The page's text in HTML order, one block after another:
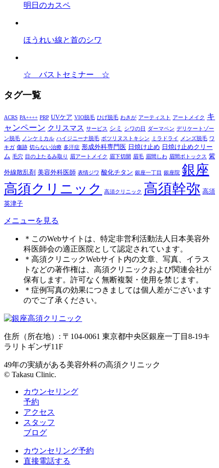
明日のカスペ
ほうれい線と首のシワ
☆ バストセミナー ☆
タグ一覧
ACRS PA++++ PRP UVケア VIO脱毛 ひげ脱毛 わきが アーティスト アートメイク
キ
ャンペーン クリスマス サービス シミ シワの日 ダーマペン デリケートゾー
ン脱毛
ノンケミカル ハイジニーナ脱毛 ボツリヌストキシン ミラドライ メンズ脱毛 ワ
キガ 傷跡 切らない治療 多汗症 形成外科専門医 日焼け止め 日焼け止めクリー
ム 毛穴 目の上たるみ取り 眉アートメイク 眉下切開 眉毛 眉間しわ 眉間ボトックス 紫
外線散乱剤 美容外科医師 表情ジワ 酸化チタン 銀座一丁目 銀座院 銀座
高須クリニック
高須クリニック 高須幹弥 高須
英津子
メニューを見る
＊このWebサイトは、特定非営利活動法人日本美容外
科医師会の適正医院として認定されています。
＊高須クリニックWebサイト内の文章、写真、イラス
トなどの著作権は、高須クリニックおよび関連会社が
保有します。許可なく無断複製・使用を禁じます。
＊症例写真の効果につきましては個人差がございます
のでご了承ください。
住所（所在地）: 〒104-0061 東京都中央区銀座一丁目8-19キ
ラリトギンザ11F
49年の実績がある美容外科の高須クリニック
© Takasu Clinic.
カウンセリング
予約
アクセス
スタッフ
ブログ
カウンセリング予約
直接電話する